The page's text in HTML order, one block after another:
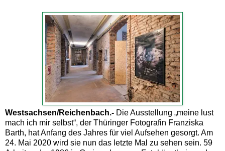
Westsachsen/Reichenbach.- Die Ausstellung „meine lust
mach ich mir selbst“, der Thüringer Fotografin Franziska
Barth, hat Anfang des Jahres für viel Aufsehen gesorgt. Am
24. Mai 2020 wird sie nun das letzte Mal zu sehen sein. 59